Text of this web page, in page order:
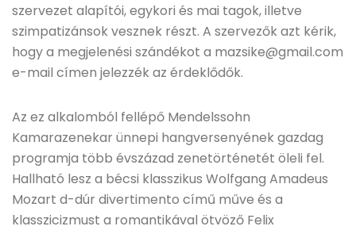
szervezet alapítói, egykori és mai tagok, illetve
szimpatizánsok vesznek részt. A szervezők azt kérik,
hogy a megjelenési szándékot a mazsike@gmail.com
e-mail címen jelezzék az érdeklődők.
Az ez alkalomból fellépő Mendelssohn
Kamarazenekar ünnepi hangversenyének gazdag
programja több évszázad zenetörténetét öleli fel.
Hallható lesz a bécsi klasszikus Wolfgang Amadeus
Mozart d-dúr divertimento című műve és a
klasszicizmust a romantikával ötvöző Felix